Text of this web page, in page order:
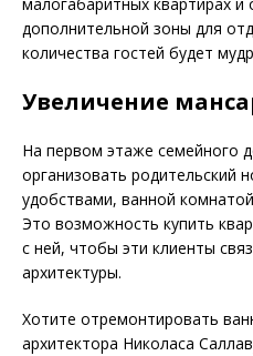
дополнительной зоны для
количества гостей будет
Увеличение
На первом этаже семейного
организовать родительский
удобствами, ванной
Это возможность купить
с ней, чтобы эти клиенты
архитектуры.
Хотите отремонтировать
архитектора Николаса